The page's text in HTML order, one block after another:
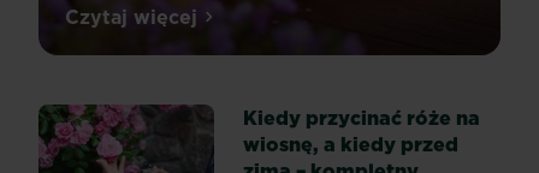
Wybór
lub
balkon
Czytaj więcejKwiaty na taras – jakie rośliny, krzewy i
Kiedy przycinać róże na
wiosnę, a kiedy przed